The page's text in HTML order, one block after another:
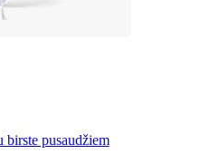
birste pusaudžiem